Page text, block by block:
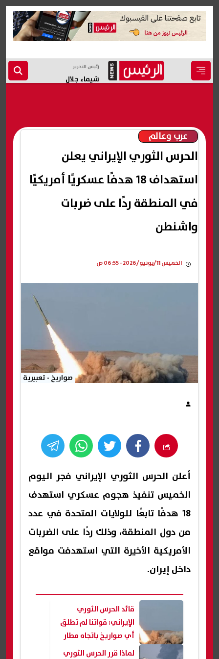
رئيس التحرير
شيماء جلال
عرب وعالم
الحرس الثوري الإيراني يعلن
استهداف 18 هدفًا عسكريًا أمريكيًا
في المنطقة ردًا على ضربات
واشنطن
الخميس 11/يونيو/2026 - 06:55 ص
صواريخ - تعبيرية
أعلن الحرس الثوري الإيراني فجر اليوم
الخميس تنفيذ هجوم عسكري استهدف
18 هدفًا تابعًا للولايات المتحدة في عدد
من دول المنطقة، وذلك ردًا على الضربات
الأمريكية الأخيرة التي استهدفت مواقع
داخل إيران.
قائد الحرس الثوري
الإيراني: قواتنا لم تطلق
أي صواريخ باتجاه مطار
الكويت الدولي| عاجل
لماذا قرر الحرس الثوري